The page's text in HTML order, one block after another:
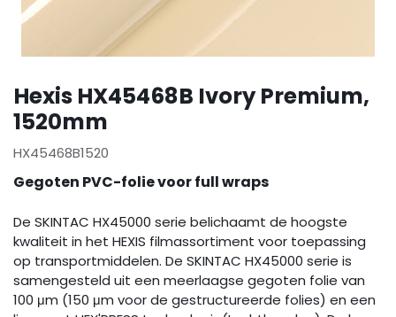
Hexis HX45468B Ivory Premium,
1520mm
HX45468B1520
Gegoten PVC-folie voor full wraps
De SKINTAC HX45000 serie belichaamt de hoogste
kwaliteit in het HEXIS filmassortiment voor toepassing
op transportmiddelen. De SKINTAC HX45000 serie is
samengesteld uit een meerlaagse gegoten folie van
100 μm (150 μm voor de gestructureerde folies) en een